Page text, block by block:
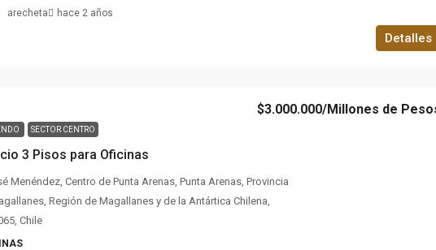
Detalles
arecheta hace 2 años
SECTOR CENTRO
3 Pisos para Oficinas
$3.000.000/Millones de
Menéndez, Centro de Punta Arenas, Punta Arenas, Provincia
Región de Magallanes y de la Antártica Chilena,
Chile